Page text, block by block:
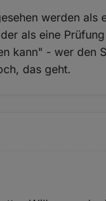
werden als
als eine
kann" - wer den
das geht.